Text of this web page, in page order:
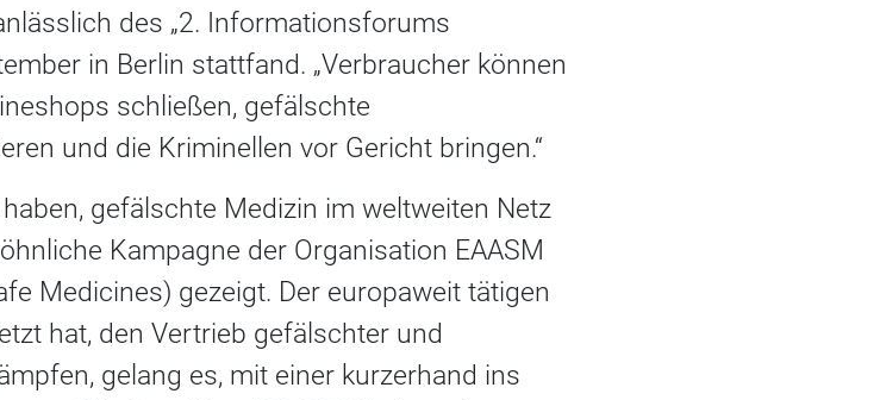
des „2. Informationsforums
in Berlin stattfand. „Verbraucher können
schließen, gefälschte
und die Kriminellen vor Gericht bringen.“
gefälschte Medizin im weltweiten Netz
Kampagne der Organisation EAASM
Medicines) gezeigt. Der europaweit tätigen
hat, den Vertrieb gefälschter und
gelang es, mit einer kurzerhand ins